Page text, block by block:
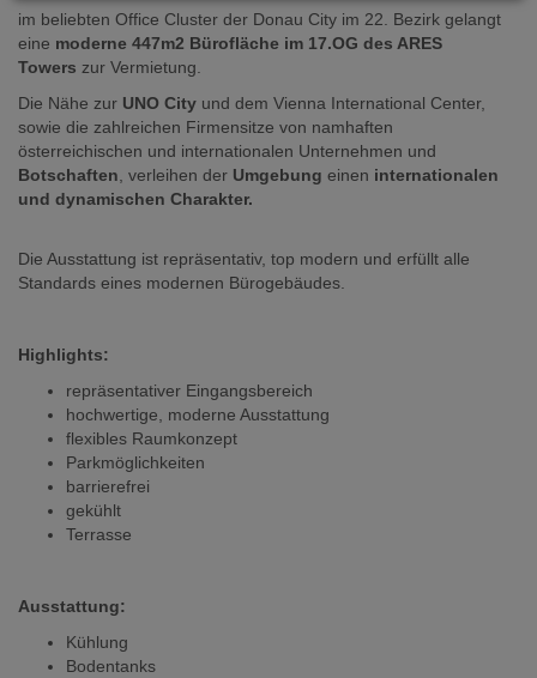
im beliebten Office Cluster der Donau City im 22. Bezirk gelangt
eine moderne 447m2 Bürofläche im 17.OG des ARES
Towers zur Vermietung.
Die Nähe zur UNO City und dem Vienna International Center,
sowie die zahlreichen Firmensitze von namhaften
österreichischen und internationalen Unternehmen und
Botschaften, verleihen der Umgebung einen internationalen
und dynamischen Charakter.
Die Ausstattung ist repräsentativ, top modern und erfüllt alle
Standards eines modernen Bürogebäudes.
Highlights:
repräsentativer Eingangsbereich
hochwertige, moderne Ausstattung
flexibles Raumkonzept
Parkmöglichkeiten
barrierefrei
gekühlt
Terrasse
Ausstattung:
Kühlung
Bodentanks